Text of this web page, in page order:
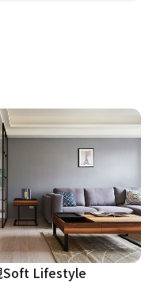
Soft Lifestyle